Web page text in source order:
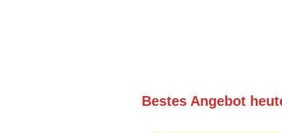
Bestes Angebot